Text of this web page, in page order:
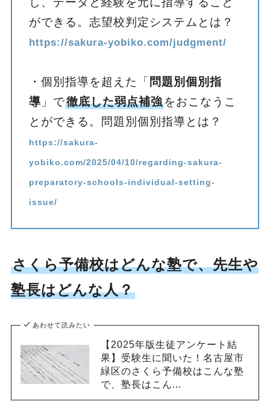
ができる。志望校判定システムとは？
https://sakura-yobiko.com/judgment/
・個別指導を超えた「 問題別個別指
導 」で徹底した弱点補強をおこなうこ
とができる。問題別個別指導とは？
https://sakura-
yobiko.com/2025/04/10/regarding-sakura-
preparatory-schools-individual-setting-
issue/
さくら予備校はどんな塾で、先生や
塾長はどんな人？
あわせて読みたい
【2025年版生徒アンケート結
果】受験生に聞いた！名古屋市
緑区のさくら予備校はこんな塾
で、塾長はこん...